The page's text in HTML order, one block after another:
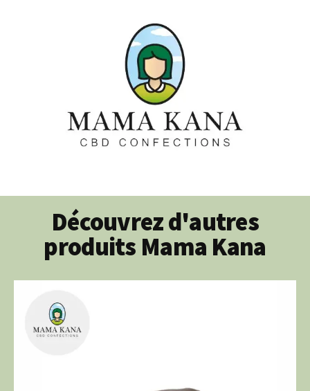
Découvrez d'autres
produits Mama Kana